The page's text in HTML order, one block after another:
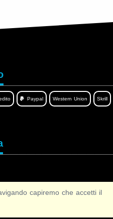
capiremo che accetti il
Paypal Western Union Skrill